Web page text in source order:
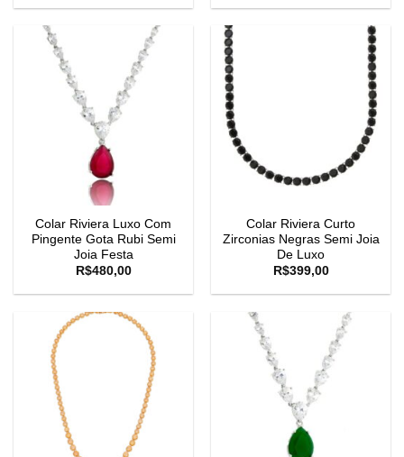
Colar Riviera Luxo Com
Pingente Gota Rubi Semi
Joia Festa
R$480,00
Colar Riviera Curto
Zirconias Negras Semi Joia
De Luxo
R$399,00